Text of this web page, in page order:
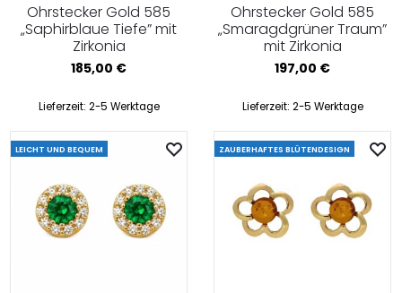
Ohrstecker Gold 585
„Saphirblaue Tiefe” mit
Zirkonia
185,00 €
Lieferzeit: 2-5 Werktage
Ohrstecker Gold 585
„Smaragdgrüner Traum”
mit Zirkonia
197,00 €
Lieferzeit: 2-5 Werktage
LEICHT UND BEQUEM ZAUBERHAFTES BLÜTENDESIGN